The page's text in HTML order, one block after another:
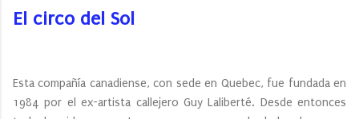
El circo del Sol
Esta compañía canadiense, con sede en Quebec, fue fundada en
1984 por el ex-artista callejero Guy Laliberté. Desde entonces